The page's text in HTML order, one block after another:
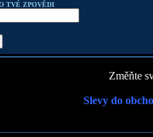
TVÉ ZPOVĚDI
Změňte
Slevy do